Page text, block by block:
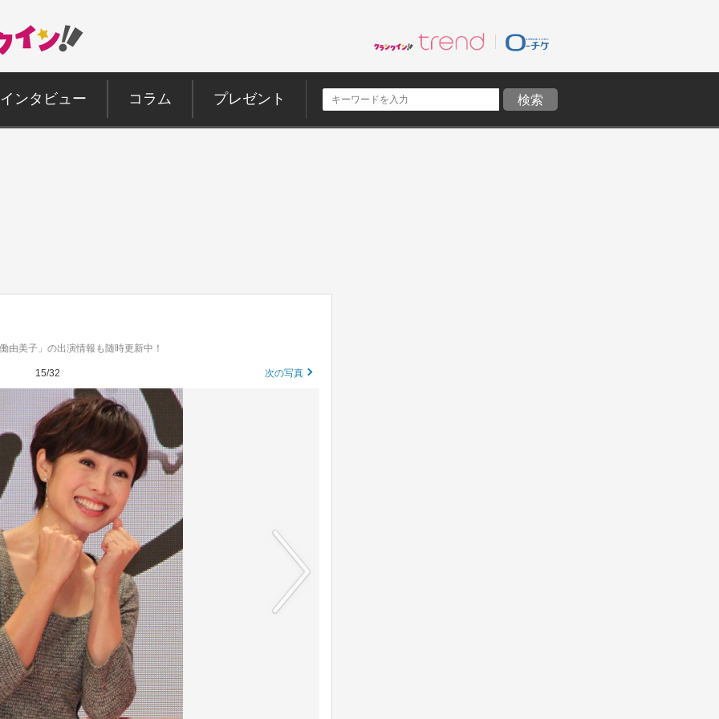
インタビュー コラム プレゼント
由美子」の出演情報も随時更新中！
15/32 次の写真